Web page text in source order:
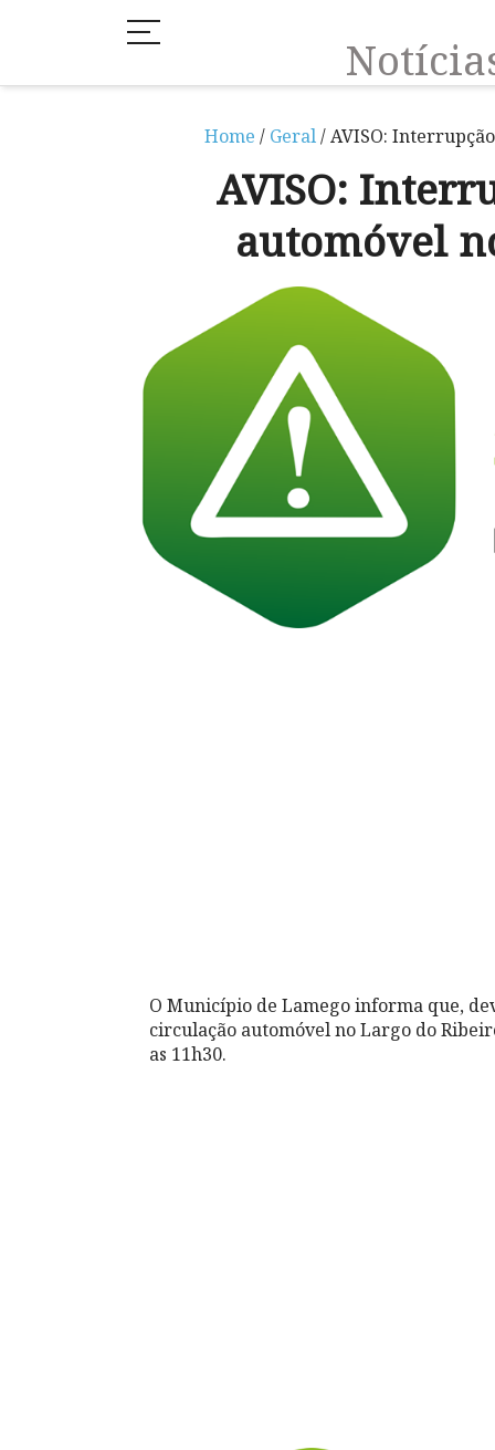
Home / Geral/ AVISO:
AVISO:
automóvel
O Município de Lamego informa que,
circulação automóvel no Largo do
as 11h30.